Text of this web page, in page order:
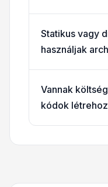
Statikus vagy
használjak
Vannak
kódok